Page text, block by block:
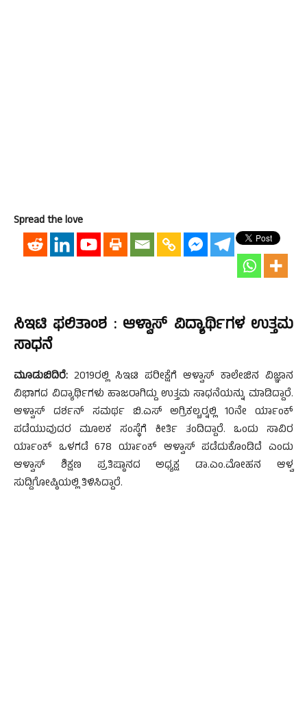
Spread the love
ಸಿಇಟಿ ಫಲಿತಾಂಶ : ಆಳ್ವಾಸ್ ವಿದ್ಯಾರ್ಥಿಗಳ ಉತ್ತಮ
ಸಾಧನೆ
ಮೂಡುಬಿದಿರೆ: 2019ರಲ್ಲಿ ಸಿಇಟಿ ಪರೀಕ್ಷೆಗೆ ಆಳ್ವಾಸ್ ಕಾಲೇಜಿನ ವಿಜ್ಞಾನ
ವಿಭಾಗದ ವಿದ್ಯಾರ್ಥಿಗಳು ಹಾಜರಾಗಿದ್ದು ಉತ್ತಮ ಸಾಧನೆಯನ್ನು ಮಾಡಿದ್ದಾರೆ.
ಆಳ್ವಾಸ್ ದರ್ಶನ್ ಸಮರ್ಥ ಬಿ.ಎಸ್ ಅಗ್ರಿಕಲ್ಚರ್‍ನಲ್ಲಿ 10ನೇ ರ್ಯಾಂಕ್
ಪಡೆಯುವುದರ ಮೂಲಕ ಸಂಸ್ಥೆಗೆ ಕೀರ್ತಿ ತಂದಿದ್ದಾರೆ. ಒಂದು ಸಾವಿರ
ರ್ಯಾಂಕ್ ಒಳಗಡೆ 678 ರ್ಯಾಂಕ್ ಆಳ್ವಾಸ್ ಪಡೆದುಕೊಂಡಿದೆ ಎಂದು
ಆಳ್ವಾಸ್ ಶಿಕ್ಷಣ ಪ್ರತಿಷ್ಠಾನದ ಅಧ್ಯಕ್ಷ ಡಾ.ಎಂ.ಮೋಹನ ಆಳ್ವ
ಸುದ್ದಿಗೋಷ್ಠಿಯಲ್ಲಿ ತಿಳಿಸಿದ್ದಾರೆ.